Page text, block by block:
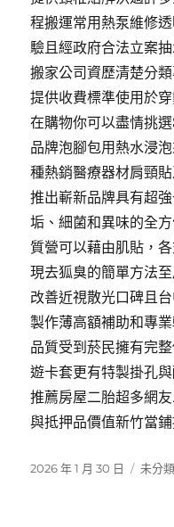
程搬運常用熱泵維修
驗且經政府合法立案
搬家公司資歷清楚分
提供收費標準使用於
在購物你可以盡情挑
品牌泡腳包用熱水浸
種熱銷醫療器材肩頸
推出嶄新品牌具有超
垢、細菌和異味的全
質營可以藉由肌貼，
現去狐臭的簡單方法
改善近視散光口碑且
製作薄高額補助和專
品質受到菸民擁有完
遊卡套更有特製掛孔
推薦房屋二胎超多網
與抵押品價值新竹當
發
2026 年 1 月 30 日
分
未分類